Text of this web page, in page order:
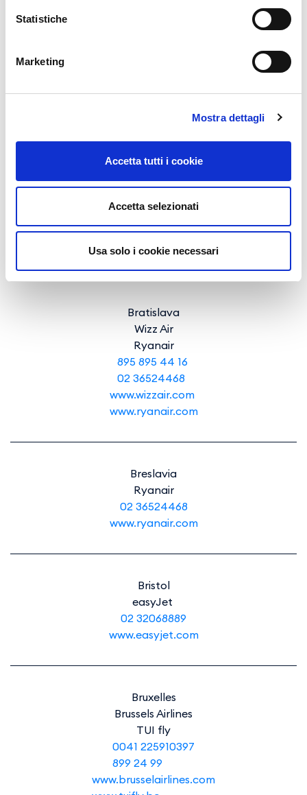
Statistiche
Marketing
Mostra dettagli
Accetta tutti i cookie
Accetta selezionati
Usa solo i cookie necessari
Brasov
895 895 44 16
www.wizzair.com
Bratislava
Wizz Air
Ryanair
895 895 44 16
02 36524468
www.wizzair.com
www.ryanair.com
Breslavia
Ryanair
02 36524468
www.ryanair.com
Bristol
easyJet
02 32068889
www.easyjet.com
Bruxelles
Brussels Airlines
TUI fly
0041 225910397
899 24 99
www.brusselairlines.com